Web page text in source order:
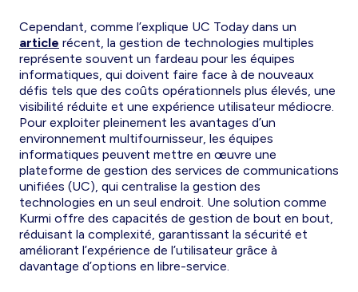
Cependant, comme l’explique UC Today dans un
article récent, la gestion de technologies multiples
représente souvent un fardeau pour les équipes
informatiques, qui doivent faire face à de nouveaux
défis tels que des coûts opérationnels plus élevés, une
visibilité réduite et une expérience utilisateur médiocre.
Pour exploiter pleinement les avantages d’un
environnement multifournisseur, les équipes
informatiques peuvent mettre en œuvre une
plateforme de gestion des services de communications
unifiées (UC), qui centralise la gestion des
technologies en un seul endroit. Une solution comme
Kurmi offre des capacités de gestion de bout en bout,
réduisant la complexité, garantissant la sécurité et
améliorant l’expérience de l’utilisateur grâce à
davantage d’options en libre-service.